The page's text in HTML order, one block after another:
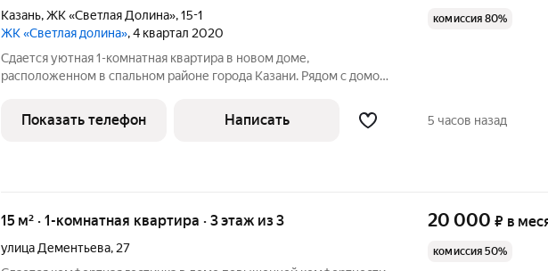
Казань,ЖК «Светлая Долина»,15-1
ЖК «Светлая долина», 4 квартал 2020
Сдается уютная 1-комнатная квартира в новом доме,
расположенном в спальном районе города Казани. Рядом с домом
остановка общественного транспорта. В квартире сделан свежий
ремонт. Полы: ламинат.
комиссия 80%
Показать телефон Написать 5 часов назад
15 м² · 1-комнатная квартира · 3 этаж из 3
улица Дементьева, 27
20 000 ₽ в
комиссия 50%